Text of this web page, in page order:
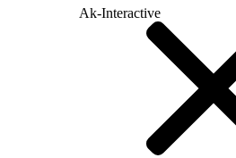
Ak-Interactive